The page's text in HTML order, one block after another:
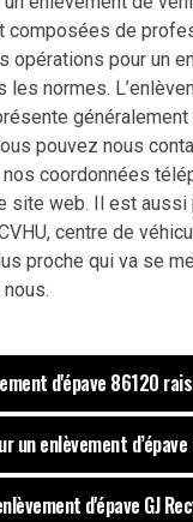
composées de
opérations pour un
les normes.
généralement
pouvez nous
coordonnées
site web. Il est
centre de
proche qui va se
d'épave 86120
un enlèvement
d'épave GJ